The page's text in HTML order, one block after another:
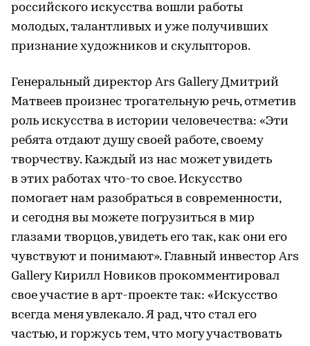
российского искусства вошли работы
молодых, талантливых и уже получивших
признание художников и скульпторов.
Генеральный директор Ars Gallery Дмитрий
Матвеев произнес трогательную речь, отметив
роль искусства в истории человечества: «Эти
ребята отдают душу своей работе, своему
творчеству. Каждый из нас может увидеть
в этих работах что-то свое. Искусство
помогает нам разобраться в современности,
и сегодня вы можете погрузиться в мир
глазами творцов, увидеть его так, как они его
чувствуют и понимают». Главный инвестор Ars
Gallery Кирилл Новиков прокомментировал
свое участие в арт-проекте так: «Искусство
всегда меня увлекало. Я рад, что стал его
частью, и горжусь тем, что могу участвовать